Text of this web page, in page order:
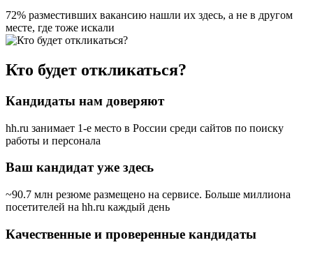
72% разместивших вакансию нашли их здесь, а не в другом
месте, где тоже искали
Кто будет откликаться?
Кандидаты нам доверяют
hh.ru занимает 1-е место в России среди сайтов по поиску
работы и персонала
Ваш кандидат уже здесь
~90.7 млн резюме размещено на сервисе. Больше миллиона
посетителей на hh.ru каждый день
Качественные и проверенные кандидаты